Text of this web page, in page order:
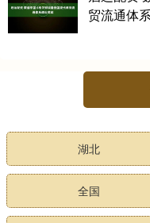
贸流通体
湖北
全国